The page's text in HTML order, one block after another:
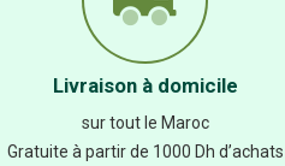
Livraison à domicile
sur tout le Maroc
Gratuite à partir de 1000 Dh d’achats